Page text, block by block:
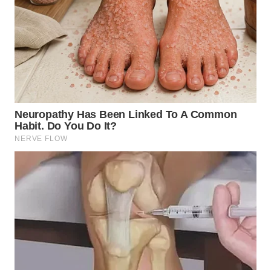
WN
LANGKAT
WN
TAPANULI
SELATAN
TANJUNG
LESUNG
WN
KARO
SIMALUNGUN